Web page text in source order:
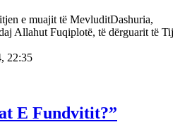
e muajit të MevluditDashuria,
Allahut Fuqiplotë, të dërguarit të Tij
22:35
E Fundvitit?”